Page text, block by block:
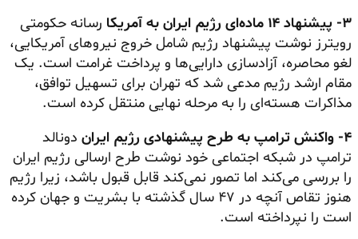
۳- پیشنهاد ۱۴ ماده‌ای رژیم ایران به آمریکا
رسانه حکومتی
رویترز نوشت پیشنهاد رژیم شامل خروج نیروهای آمریکایی،
لغو محاصره، آزادسازی دارایی‌ها و پرداخت غرامت است. یک
مقام ارشد رژیم مدعی شد که تهران برای تسهیل توافق،
مذاکرات هسته‌ای را به مرحله نهایی منتقل کرده است.
۴- واکنش ترامپ به طرح پیشنهادی رژیم ایران
دونالد
ترامپ در شبکه اجتماعی خود نوشت طرح ارسالی رژیم ایران
را بررسی می‌کند اما تصور نمی‌کند قابل قبول باشد، زیرا رژیم
هنوز تقاص آنچه در ۴۷ سال گذشته با بشریت و جهان کرده
است را نپرداخته است.